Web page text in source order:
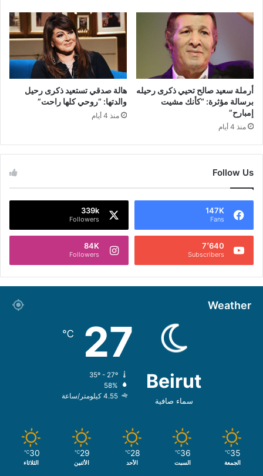
أرملة سعيد صالح تحيي ذكرى رحيله
برسالة مؤثرة: “كأنك مشيت
إمبارح”
منذ 4 أيام
هالة صدقي تستعيد ذكرى رحيل
والدتها: “روحي كلها راحت”
منذ 4 أيام
Follow Us
147K
Fans
339k
Followers
7٬640
Subscribers
84K
Followers
Weather
Beirut
سماء صافية
27
℃
58%
4.55 كيلومتر/ساعة
35
℃
الجمعة
36
℃
السبت
28
℃
الأحد
29
℃
الأثنين
30
℃
الثلاثاء